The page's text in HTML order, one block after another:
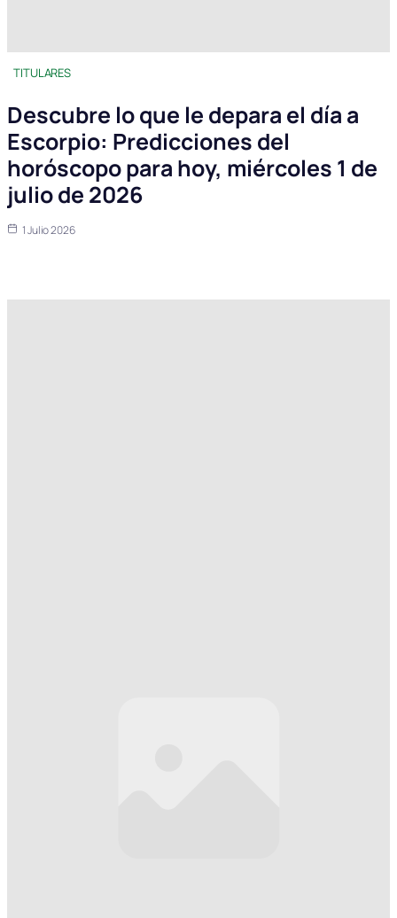
TITULARES
Descubre lo que le depara el día a
Escorpio: Predicciones del
horóscopo para hoy, miércoles 1 de
julio de 2026
1 Julio 2026